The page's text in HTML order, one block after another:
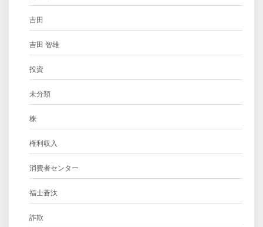
吉田
吉田 智雄
投資
未分類
株
権利収入
消費者センター
福士蒼汰
詐欺